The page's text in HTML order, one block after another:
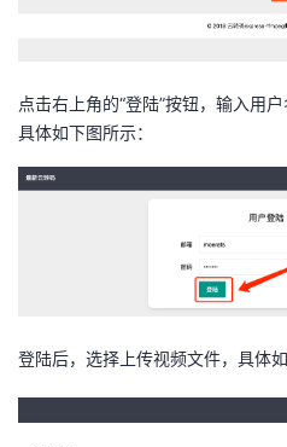
点击右上角的“登陆”按钮，输入用
具体如下图所示：
登陆后，选择上传视频文件，具体如